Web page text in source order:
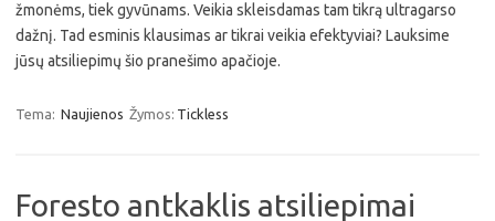
žmonėms, tiek gyvūnams. Veikia skleisdamas tam tikrą ultragarso
dažnį. Tad esminis klausimas ar tikrai veikia efektyviai? Lauksime
jūsų atsiliepimų šio pranešimo apačioje.
Tema: Naujienos Žymos: Tickless
Foresto antkaklis atsiliepimai